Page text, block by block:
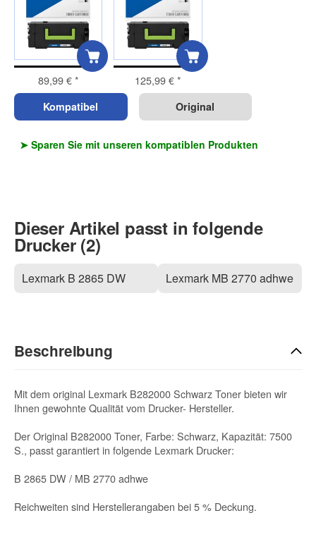
89,99 €* 125,99 €*
Kompatibel Original
➤ Sparen Sie mit unseren kompatiblen Produkten
Dieser Artikel passt in folgende
Drucker (2)
Lexmark B 2865 DW Lexmark MB 2770 adhwe
Beschreibung
Mit dem original Lexmark B282000 Schwarz Toner bieten wir
Ihnen gewohnte Qualität vom Drucker- Hersteller.
Der Original B282000 Toner, Farbe: Schwarz, Kapazität: 7500
S., passt garantiert in folgende Lexmark Drucker:
B 2865 DW / MB 2770 adhwe
Reichweiten sind Herstellerangaben bei 5 % Deckung.